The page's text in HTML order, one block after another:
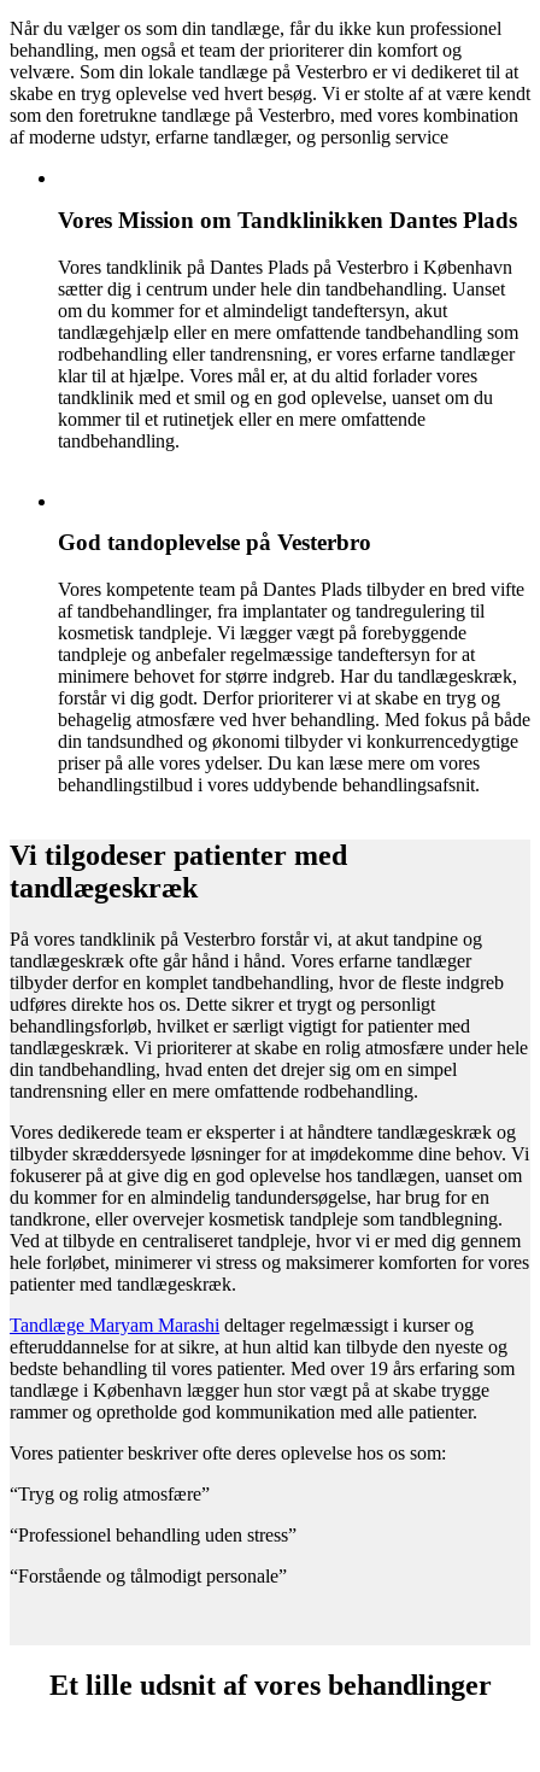
Når du vælger os som din tandlæge, får du ikke kun professionel
behandling, men også et team der prioriterer din komfort og
velvære. Som din lokale tandlæge på Vesterbro er vi dedikeret til at
skabe en tryg oplevelse ved hvert besøg. Vi er stolte af at være kendt
som den foretrukne tandlæge på Vesterbro, med vores kombination
af moderne udstyr, erfarne tandlæger, og personlig service
Vores Mission om Tandklinikken Dantes Plads
Vores tandklinik på Dantes Plads på Vesterbro i København
sætter dig i centrum under hele din tandbehandling. Uanset
om du kommer for et almindeligt tandeftersyn, akut
tandlægehjælp eller en mere omfattende tandbehandling som
rodbehandling eller tandrensning, er vores erfarne tandlæger
klar til at hjælpe. Vores mål er, at du altid forlader vores
tandklinik med et smil og en god oplevelse, uanset om du
kommer til et rutinetjek eller en mere omfattende
tandbehandling.
God tandoplevelse på Vesterbro
Vores kompetente team på Dantes Plads tilbyder en bred vifte
af tandbehandlinger, fra implantater og tandregulering til
kosmetisk tandpleje. Vi lægger vægt på forebyggende
tandpleje og anbefaler regelmæssige tandeftersyn for at
minimere behovet for større indgreb. Har du tandlægeskræk,
forstår vi dig godt. Derfor prioriterer vi at skabe en tryg og
behagelig atmosfære ved hver behandling. Med fokus på både
din tandsundhed og økonomi tilbyder vi konkurrencedygtige
priser på alle vores ydelser. Du kan læse mere om vores
behandlingstilbud i vores uddybende behandlingsafsnit.
Vi tilgodeser patienter med
tandlægeskræk
På vores tandklinik på Vesterbro forstår vi, at akut tandpine og
tandlægeskræk ofte går hånd i hånd. Vores erfarne tandlæger
tilbyder derfor en komplet tandbehandling, hvor de fleste indgreb
udføres direkte hos os. Dette sikrer et trygt og personligt
behandlingsforløb, hvilket er særligt vigtigt for patienter med
tandlægeskræk. Vi prioriterer at skabe en rolig atmosfære under hele
din tandbehandling, hvad enten det drejer sig om en simpel
tandrensning eller en mere omfattende rodbehandling.
Vores dedikerede team er eksperter i at håndtere tandlægeskræk og
tilbyder skræddersyede løsninger for at imødekomme dine behov. Vi
fokuserer på at give dig en god oplevelse hos tandlægen, uanset om
du kommer for en almindelig tandundersøgelse, har brug for en
tandkrone, eller overvejer kosmetisk tandpleje som tandblegning.
Ved at tilbyde en centraliseret tandpleje, hvor vi er med dig gennem
hele forløbet, minimerer vi stress og maksimerer komforten for vores
patienter med tandlægeskræk.
Tandlæge Maryam Marashi deltager regelmæssigt i kurser og
efteruddannelse for at sikre, at hun altid kan tilbyde den nyeste og
bedste behandling til vores patienter. Med over 19 års erfaring som
tandlæge i København lægger hun stor vægt på at skabe trygge
rammer og opretholde god kommunikation med alle patienter.
Vores patienter beskriver ofte deres oplevelse hos os som:
“Tryg og rolig atmosfære”
“Professionel behandling uden stress”
“Forstående og tålmodigt personale”
Et lille udsnit af vores behandlinger